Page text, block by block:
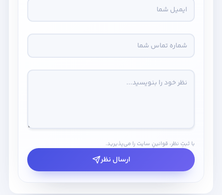
با ثبتِ نظر، قوانینِ سایت را می‌پذیرید.
ارسال نظر